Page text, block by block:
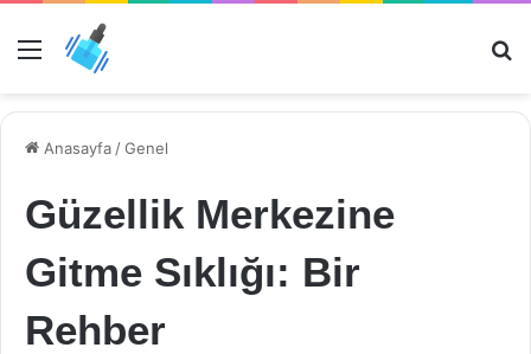
Menü
Anasayfa /Genel
Güzellik Merkezine
Gitme Sıklığı: Bir
Rehber